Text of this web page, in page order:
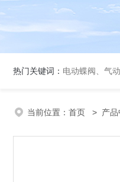
热门关键词： 电动蝶阀、气
当前位置： 首页 > 产